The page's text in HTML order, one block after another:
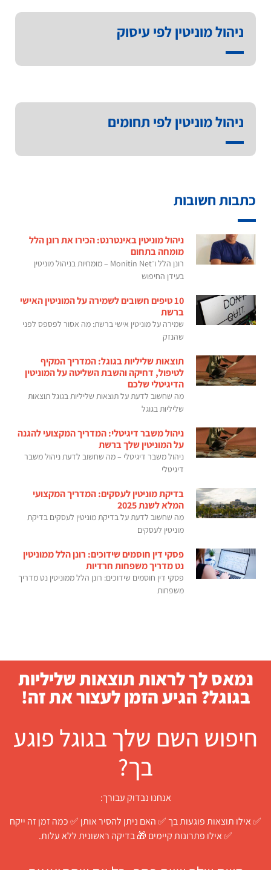
ניהול מוניטין לפי עיסוק
ניהול מוניטין לפי תחומים
כתבות חשובות
ניהול מוניטין באינטרנט: הכירו את רונן הלל
מומחה בתחום
רונן הלל ו־Monitin Net – מומחיות בניהול מוניטין
בעידן החיפוש
10 טיפים חשובים לשמירה על המוניטין האישי
ברשת
שמירה על מוניטין אישי ברשת: מה אסור לפספס לפני
שהנזק
תוצאות שליליות בגוגל: המדריך המקיף
לטיפול, דחיקה והשבת השליטה על המוניטין
הדיגיטלי שלכם
מה שחשוב לדעת על תוצאות שליליות בגוגל תוצאות
שליליות בגוגל
ניהול משבר דיגיטלי: המדריך המקצועי להגנה
על המוניטין שלך ברשת
ניהול משבר דיגיטלי – מה שחשוב לדעת ניהול משבר
דיגיטלי
בדיקת מוניטין לעסקים: המדריך המקצועי
המלא לשנת 2025
מה שחשוב לדעת על בדיקת מוניטין לעסקים בדיקת
מוניטין לעסקים
פסקי דין חוסמים שידוכים: רונן הלל ממוניטין
נט מדריך משפחות חרדיות
פסקי דין חוסמים שידוכים: רונן הלל ממוניטין נט מדריך
משפחות
נמאס לך לראות תוצאות שליליות
בגוגל? הגיע הזמן לעצור את זה!
חיפוש השם שלך בגוגל פוגע
בך?
אנחנו נבדוק עבורך:
✅ אילו תוצאות פוגעות בך ✅ האם ניתן להסיר אותן ✅ כמה זמן זה ייקח
✅ אילו פתרונות קיימים 🎁 בדיקה ראשונית ללא עלות.